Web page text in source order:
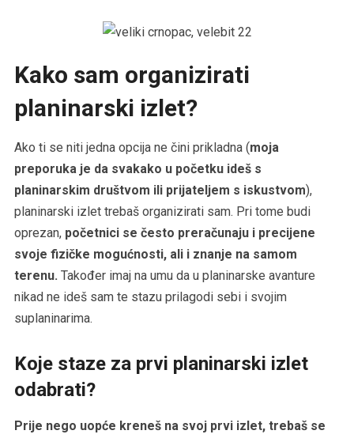
Kako sam organizirati
planinarski izlet?
Ako ti se niti jedna opcija ne čini prikladna (moja
preporuka je da svakako u početku ideš s
planinarskim društvom ili prijateljem s iskustvom),
planinarski izlet trebaš organizirati sam. Pri tome budi
oprezan, početnici se često preračunaju i precijene
svoje fizičke mogućnosti, ali i znanje na samom
terenu. Također imaj na umu da u planinarske avanture
nikad ne ideš sam te stazu prilagodi sebi i svojim
suplaninarima.
Koje staze za prvi planinarski izlet
odabrati?
Prije nego uopće kreneš na svoj prvi izlet, trebaš se